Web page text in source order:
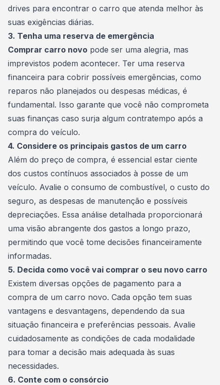
drives para encontrar o carro que atenda melhor às
suas exigências diárias.
3. Tenha uma reserva de emergência
Comprar carro novo pode ser uma alegria, mas
imprevistos podem acontecer. Ter uma reserva
financeira para cobrir possíveis emergências, como
reparos não planejados ou despesas médicas, é
fundamental. Isso garante que você não comprometa
suas finanças caso surja algum contratempo após a
compra do veículo.
4. Considere os principais gastos de um carro
Além do preço de compra, é essencial estar ciente
dos custos contínuos associados à posse de um
veículo. Avalie o consumo de combustível, o custo do
seguro, as despesas de manutenção e possíveis
depreciações. Essa análise detalhada proporcionará
uma visão abrangente dos gastos a longo prazo,
permitindo que você tome decisões financeiramente
informadas.
5. Decida como você vai comprar o seu novo carro
Existem diversas opções de pagamento para a
compra de um carro novo. Cada opção tem suas
vantagens e desvantagens, dependendo da sua
situação financeira e preferências pessoais. Avalie
cuidadosamente as condições de cada modalidade
para tomar a decisão mais adequada às suas
necessidades.
6. Conte com o consórcio